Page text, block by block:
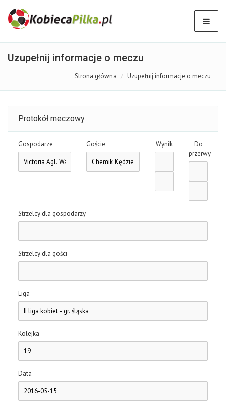
Uzupełnij informacje o meczu
Strona główna Uzupełnij informacje o meczu
Protokół meczowy
Gospodarze Goście Wynik
Do
przerwy
Strzelcy dla gospodarzy
Strzelcy dla gości
Liga
Kolejka
Data